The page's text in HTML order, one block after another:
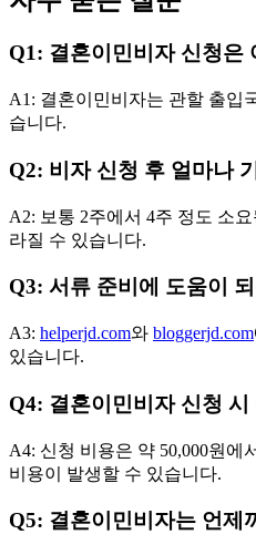
Q1: 결혼이민비자 신청은
A1: 결혼이민비자는 관할 출입
습니다.
Q2: 비자 신청 후 얼마나
A2: 보통 2주에서 4주 정도 소
라질 수 있습니다.
Q3: 서류 준비에 도움이
A3: helperjd.com와 bloggerjd.com
있습니다.
Q4: 결혼이민비자 신청
A4: 신청 비용은 약 50,000원에
비용이 발생할 수 있습니다.
Q5: 결혼이민비자는 언제